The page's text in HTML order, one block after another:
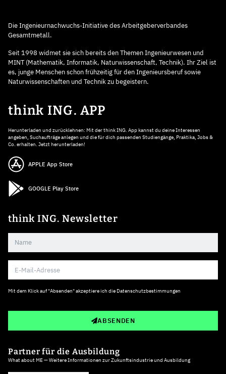
Die Ingenieurnachwuchs-Initiative des Arbeitgeberverbandes
Gesamtmetall.
Seit 1998 widmet sie sich bereits den Themen Ingenieurwesen und
MINT (Mathematik, Informatik, Naturwissenschaft, Technik). Ihr Ziel ist
es, junge Menschen schon frühzeitig für den Ingenieursberuf sowie
Naturwissenschaften und Technik zu begeistern.
think ING. APP
Herunterladen und zurücklehnen: Mit der think ING. App kannst du deine Interessen
angeben, Suchaufträge anlegen und die für dich passenden Studiengänge, Praktika, Jobs &
Co. erhalten. Jetzt herunterladen!
APPLE App Store
GOOGLE Play Store
think ING. Newsletter
Mit dem Klick auf "Absenden" akzeptiere ich die Datenschutzbestimmungen
ABSENDEN
Partner für die Ausbildung
What about ME — Weitere Informationen zur Zukunftsindustrie und Ausbildung